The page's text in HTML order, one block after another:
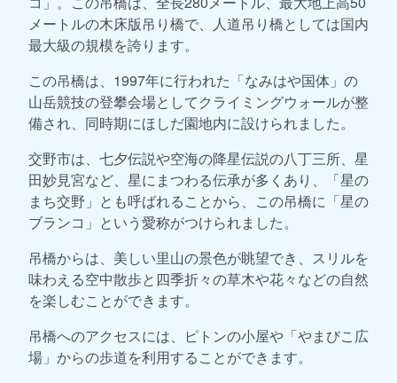
メートルの木床版吊り橋で、人道吊り橋としては国内
最大級の規模を誇ります。
この吊橋は、1997年に行われた「なみはや国体」の
山岳競技の登攀会場としてクライミングウォールが整
備され、同時期にほしだ園地内に設けられました。
交野市は、七夕伝説や空海の降星伝説の八丁三所、星
田妙見宮など、星にまつわる伝承が多くあり、「星の
まち交野」とも呼ばれることから、この吊橋に「星の
ブランコ」という愛称がつけられました。
吊橋からは、美しい里山の景色が眺望でき、スリルを
味わえる空中散歩と四季折々の草木や花々などの自然
を楽しむことができます。
吊橋へのアクセスには、ピトンの小屋や「やまびこ広
場」からの歩道を利用することができます。